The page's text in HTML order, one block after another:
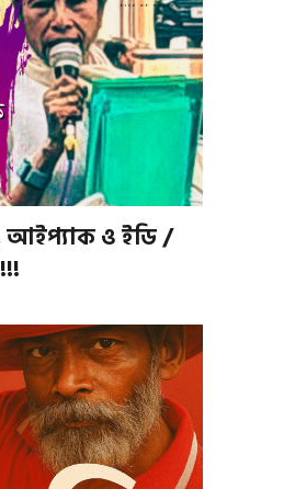
আইপ্যাক ও ইডি /